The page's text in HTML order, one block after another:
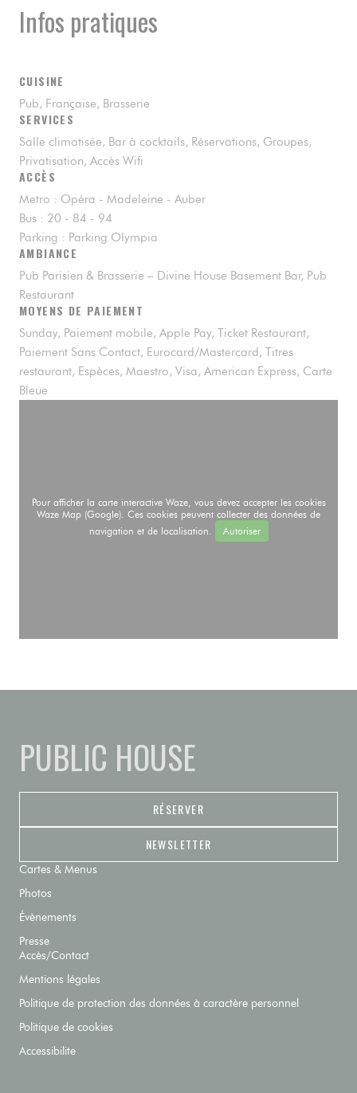
Infos pratiques
CUISINE
Pub, Française, Brasserie
SERVICES
Salle climatisée, Bar à cocktails, Réservations, Groupes,
Privatisation, Accès Wifi
ACCÈS
Metro : Opéra - Madeleine - Auber
Bus : 20 - 84 - 94
Parking : Parking Olympia
AMBIANCE
Pub Parisien & Brasserie – Divine House Basement Bar, Pub
Restaurant
MOYENS DE PAIEMENT
Sunday, Paiement mobile, Apple Pay, Ticket Restaurant,
Paiement Sans Contact, Eurocard/Mastercard, Titres
restaurant, Espèces, Maestro, Visa, American Express, Carte
Bleue
Pour afficher la carte interactive Waze, vous devez accepter les cookies
Waze Map (Google). Ces cookies peuvent collecter des données de
navigation et de localisation.
Autoriser
PUBLIC HOUSE
RÉSERVER
NEWSLETTER
Cartes & Menus
Photos
Évènements
Presse
Accès/Contact
Mentions légales
Politique de protection des données à caractère personnel
Politique de cookies
Accessibilite